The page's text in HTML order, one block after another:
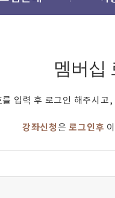
멤버십
입력 후 로그인 해주시
강좌신청은로그인후